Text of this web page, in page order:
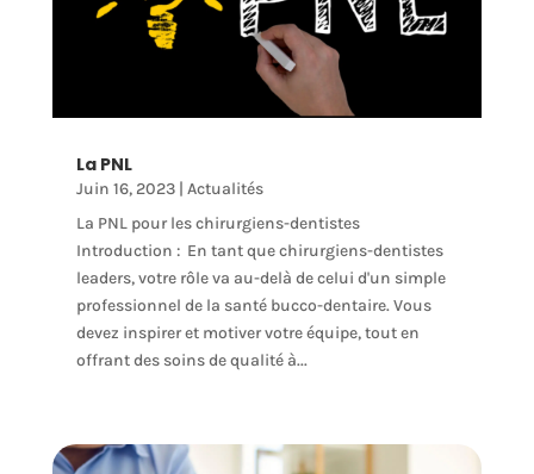
La PNL
Juin 16, 2023| Actualités
La PNL pour les chirurgiens-dentistes
Introduction : En tant que chirurgiens-dentistes
leaders, votre rôle va au-delà de celui d'un simple
professionnel de la santé bucco-dentaire. Vous
devez inspirer et motiver votre équipe, tout en
offrant des soins de qualité à...